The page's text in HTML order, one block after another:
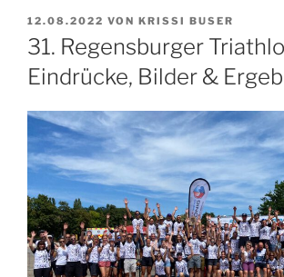
VERÖFFENTLICHT
AM
12.08.2022 VON KRISSI BUSER
31. Regensburger
Eindrücke, Bilder &